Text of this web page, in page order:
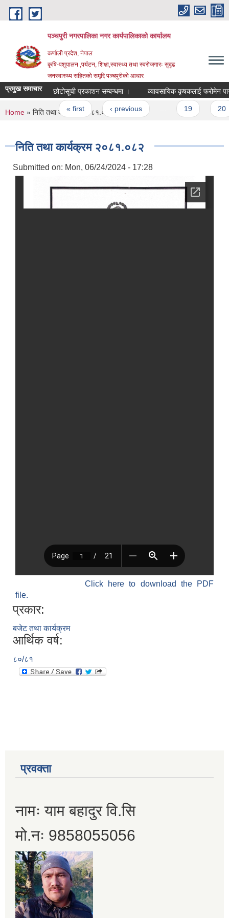
Skip to main content
पञ्चपुरी नगरपालिका नगर कार्यपालिकाको कार्यालय
कर्णाली प्रदेश, नेपाल
कृषि-पशुपालन ,पर्यटन, शिक्षा,स्वास्थ्य तथा स्वरोजगारः सुदृढ
जनस्वास्थ्य सहितको समृद्दि पञ्चपुरीको आधार
प्रमुख समाचारछोटोसूची प्रकाशन सम्बन्धमा ।
Pages
« first ‹ previous
You are here
Home » निति तथा कार्यक्रम २०८१.०८२
निति तथा कार्यक्रम २०८१.०८२
Submitted on: Mon, 06/24/2024 - 17:28
Click here to download the PDF
file.
प्रकार:
बजेट तथा कार्यक्रम
आर्थिक वर्ष:
८०/८१
प्रवक्ता
नामः याम बहादुर वि.सि
मो.नः 9858055056